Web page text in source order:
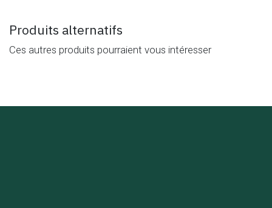
Produits alternatifs
Ces autres produits pourraient vous intéresser